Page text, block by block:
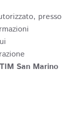
presso
TIM San Marino